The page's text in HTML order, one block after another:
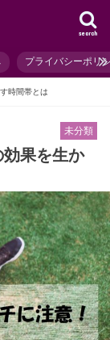
search
プライバシーポリ
時間帯とは
未分類
効果を生か